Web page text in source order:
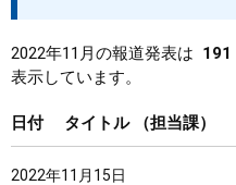
教育・文化・スポーツ
しごと・産業・観光
2022年11月の報道発表は 191
表示しています。
日付 タイトル 担当課
2022年11月15日